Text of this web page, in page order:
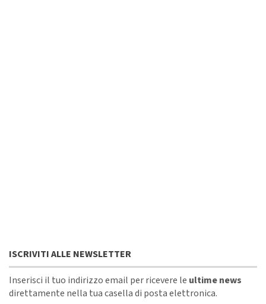
ISCRIVITI ALLE NEWSLETTER
Inserisci il tuo indirizzo email per ricevere le ultime news
direttamente nella tua casella di posta elettronica.